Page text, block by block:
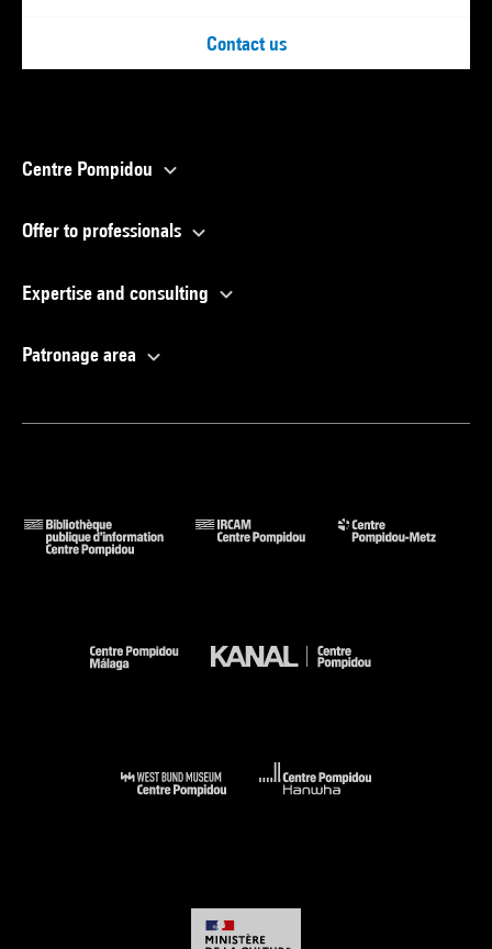
Contact us
Centre Pompidou
Offer to professionals
Expertise and consulting
Patronage area